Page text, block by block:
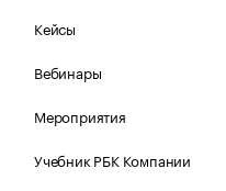
Кейсы
Вебинары
Мероприятия
Учебник РБК Компании